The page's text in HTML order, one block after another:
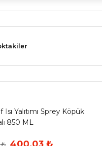
Yalıtımı Sprey Köpük
850 ML